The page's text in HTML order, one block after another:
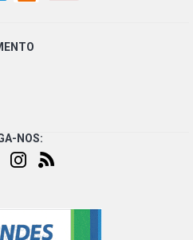
NOS: